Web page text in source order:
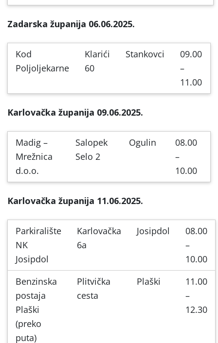
Zadarska županija 06.06.2025.
Kod
Poljoljekarne
Klarići
60
Stankovci
09.00
–
11.00
Karlovačka županija 09.06.2025.
Madig –
Mrežnica
d.o.o.
Salopek
Selo 2
Ogulin
08.00
–
10.00
Karlovačka županija 11.06.2025.
Parkiralište
NK
Josipdol
Karlovačka
6a
Josipdol
08.00
–
10.00
Benzinska
postaja
Plaški
(preko
puta)
Plitvička
cesta
Plaški
11.00
–
12.30